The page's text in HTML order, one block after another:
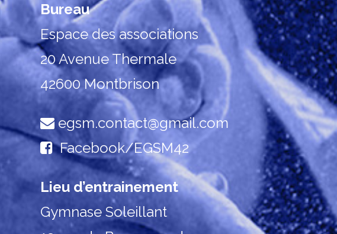
Bureau
Espace des associations
20 Avenue Thermale
42600 Montbrison
egsm.contact@gmail.com
Facebook/EGSM42
Lieu d’entrainement
Gymnase Soleillant